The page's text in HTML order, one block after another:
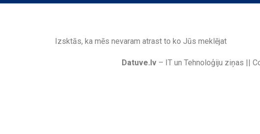
Izsktās, ka mēs nevaram atrast to ko Jūs meklējat
Datuve.lv – IT un Tehnoloģiju ziņas ||